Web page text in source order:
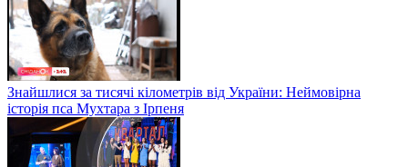
Знайшлися за тисячі кілометрів від України: Неймовірна
історія пса Мухтара з Ірпеня